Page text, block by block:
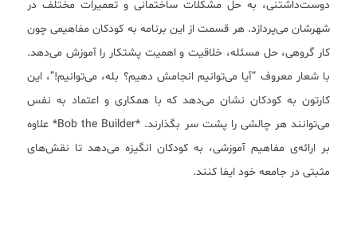
دوست‌داشتنی، به حل مشکلات ساختمانی و تعمیرات مختلف در
شهرشان می‌پردازد. هر قسمت از این برنامه به کودکان مفاهیمی چون
کار گروهی، حل مسئله، خلاقیت و اهمیت پشتکار را آموزش می‌دهد.
با شعار معروف “آیا می‌توانیم انجامش دهیم؟ بله، می‌توانیم!”، این
کارتون به کودکان نشان می‌دهد که با همکاری و اعتماد به نفس
می‌توانند هر چالشی را پشت سر بگذارند. *Bob the Builder* علاوه
بر ارائه‌ی مفاهیم آموزشی، به کودکان انگیزه می‌دهد تا نقش‌های
مثبتی در جامعه خود ایفا کنند.